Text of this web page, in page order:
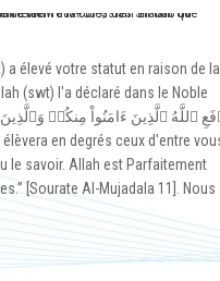
a élevé votre statut en raison de la
(swt) l'a déclaré dans le Noble
le savoir. Allah est Parfaitement
[Sourate Al-Mujadala 11]. Nous